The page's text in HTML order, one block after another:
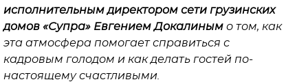
исполнительным директором сети грузинских
домов «Супра» Евгением Докалиным о том, как
эта атмосфера помогает справиться с
кадровым голодом и как делать гостей по-
настоящему счастливыми.